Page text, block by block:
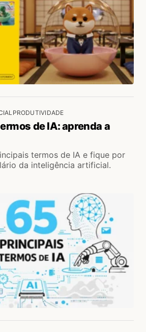
PRODUTIVIDADE
de IA: aprenda a
termos de IA e fique por
da inteligência artificial.